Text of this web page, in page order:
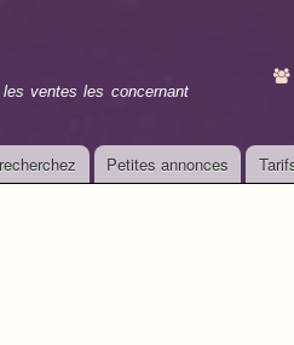
ventes les concernant
Petites annonces